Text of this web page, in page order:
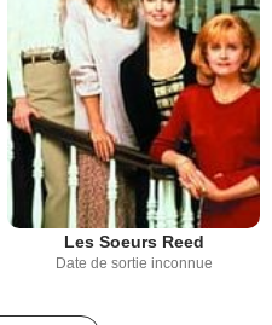
Les Soeurs Reed
Date de sortie inconnue